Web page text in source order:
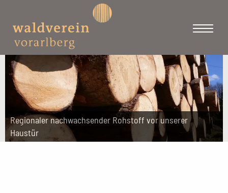
Regionaler nachwachsender Rohstoff vor unserer
Haustür